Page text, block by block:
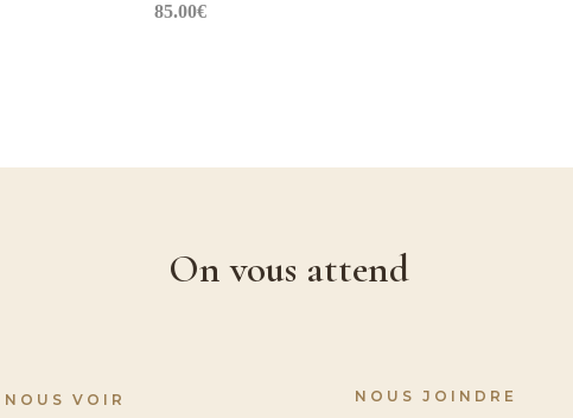
85.00€
On vous attend
VOIR NOUS JOINDRE